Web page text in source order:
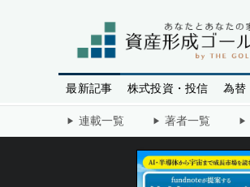
最新記事 株式投資・投信 為替
連載一覧 著者一覧